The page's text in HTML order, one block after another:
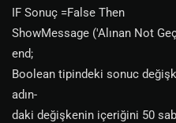
IF Sonuç =False Then
ShowMessage ('Alınan Not
end;
Boolean tipindeki sonuc
adın-
daki değişkenin içeriğini 50